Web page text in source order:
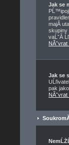
Jak se
majĂ­
skupiny
vaĹˇĂ­
Jak se
pak